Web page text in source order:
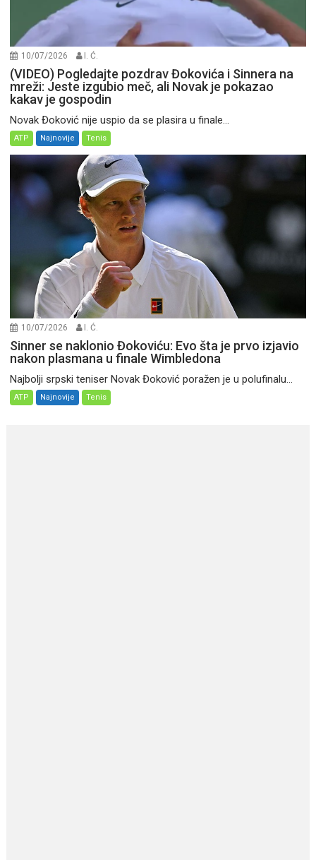
10/07/2026 I. Ć.
(VIDEO) Pogledajte pozdrav Đokovića i Sinnera na
mreži: Jeste izgubio meč, ali Novak je pokazao
kakav je gospodin
Novak Đoković nije uspio da se plasira u finale...
ATP Najnovije Tenis
10/07/2026 I. Ć.
Sinner se naklonio Đokoviću: Evo šta je prvo izjavio
nakon plasmana u finale Wimbledona
Najbolji srpski teniser Novak Đoković poražen je u polufinalu...
ATP Najnovije Tenis